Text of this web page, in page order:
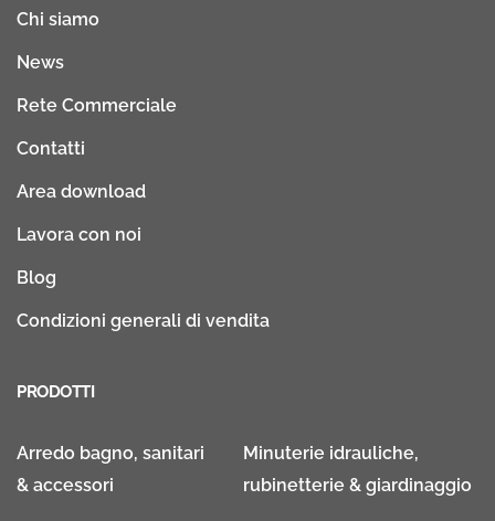
Chi siamo
News
Rete Commerciale
Contatti
Area download
Lavora con noi
Blog
Condizioni generali di vendita
PRODOTTI
Arredo bagno, sanitari
& accessori
Minuterie idrauliche,
rubinetterie & giardinaggio